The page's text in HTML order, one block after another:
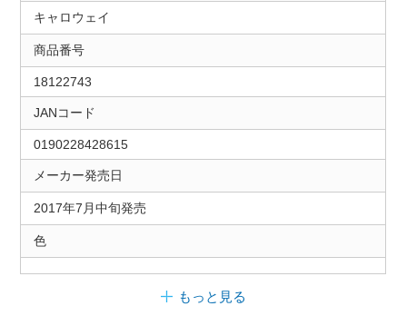
キャロウェイ
商品番号
18122743
JANコード
0190228428615
メーカー発売日
2017年7月中旬発売
色
もっと見る